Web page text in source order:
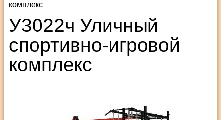
комплекс
У3022ч Уличный
спортивно-игровой
комплекс